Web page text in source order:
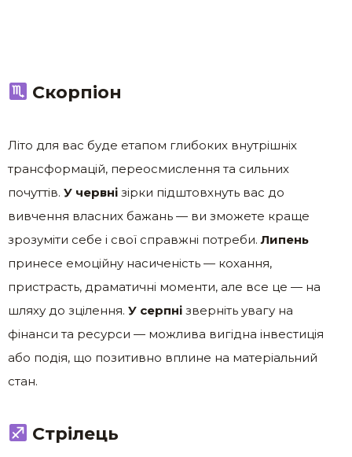
Скорпіон
Літо для вас буде етапом глибоких внутрішніх
трансформацій, переосмислення та сильних
почуттів. У червні зірки підштовхнуть вас до
вивчення власних бажань — ви зможете краще
зрозуміти себе і свої справжні потреби.Липень
принесе емоційну насиченість — кохання,
пристрасть, драматичні моменти, але все це — на
шляху до зцілення. У серпні зверніть увагу на
фінанси та ресурси — можлива вигідна інвестиція
або подія, що позитивно вплине на матеріальний
стан.
Стрілець